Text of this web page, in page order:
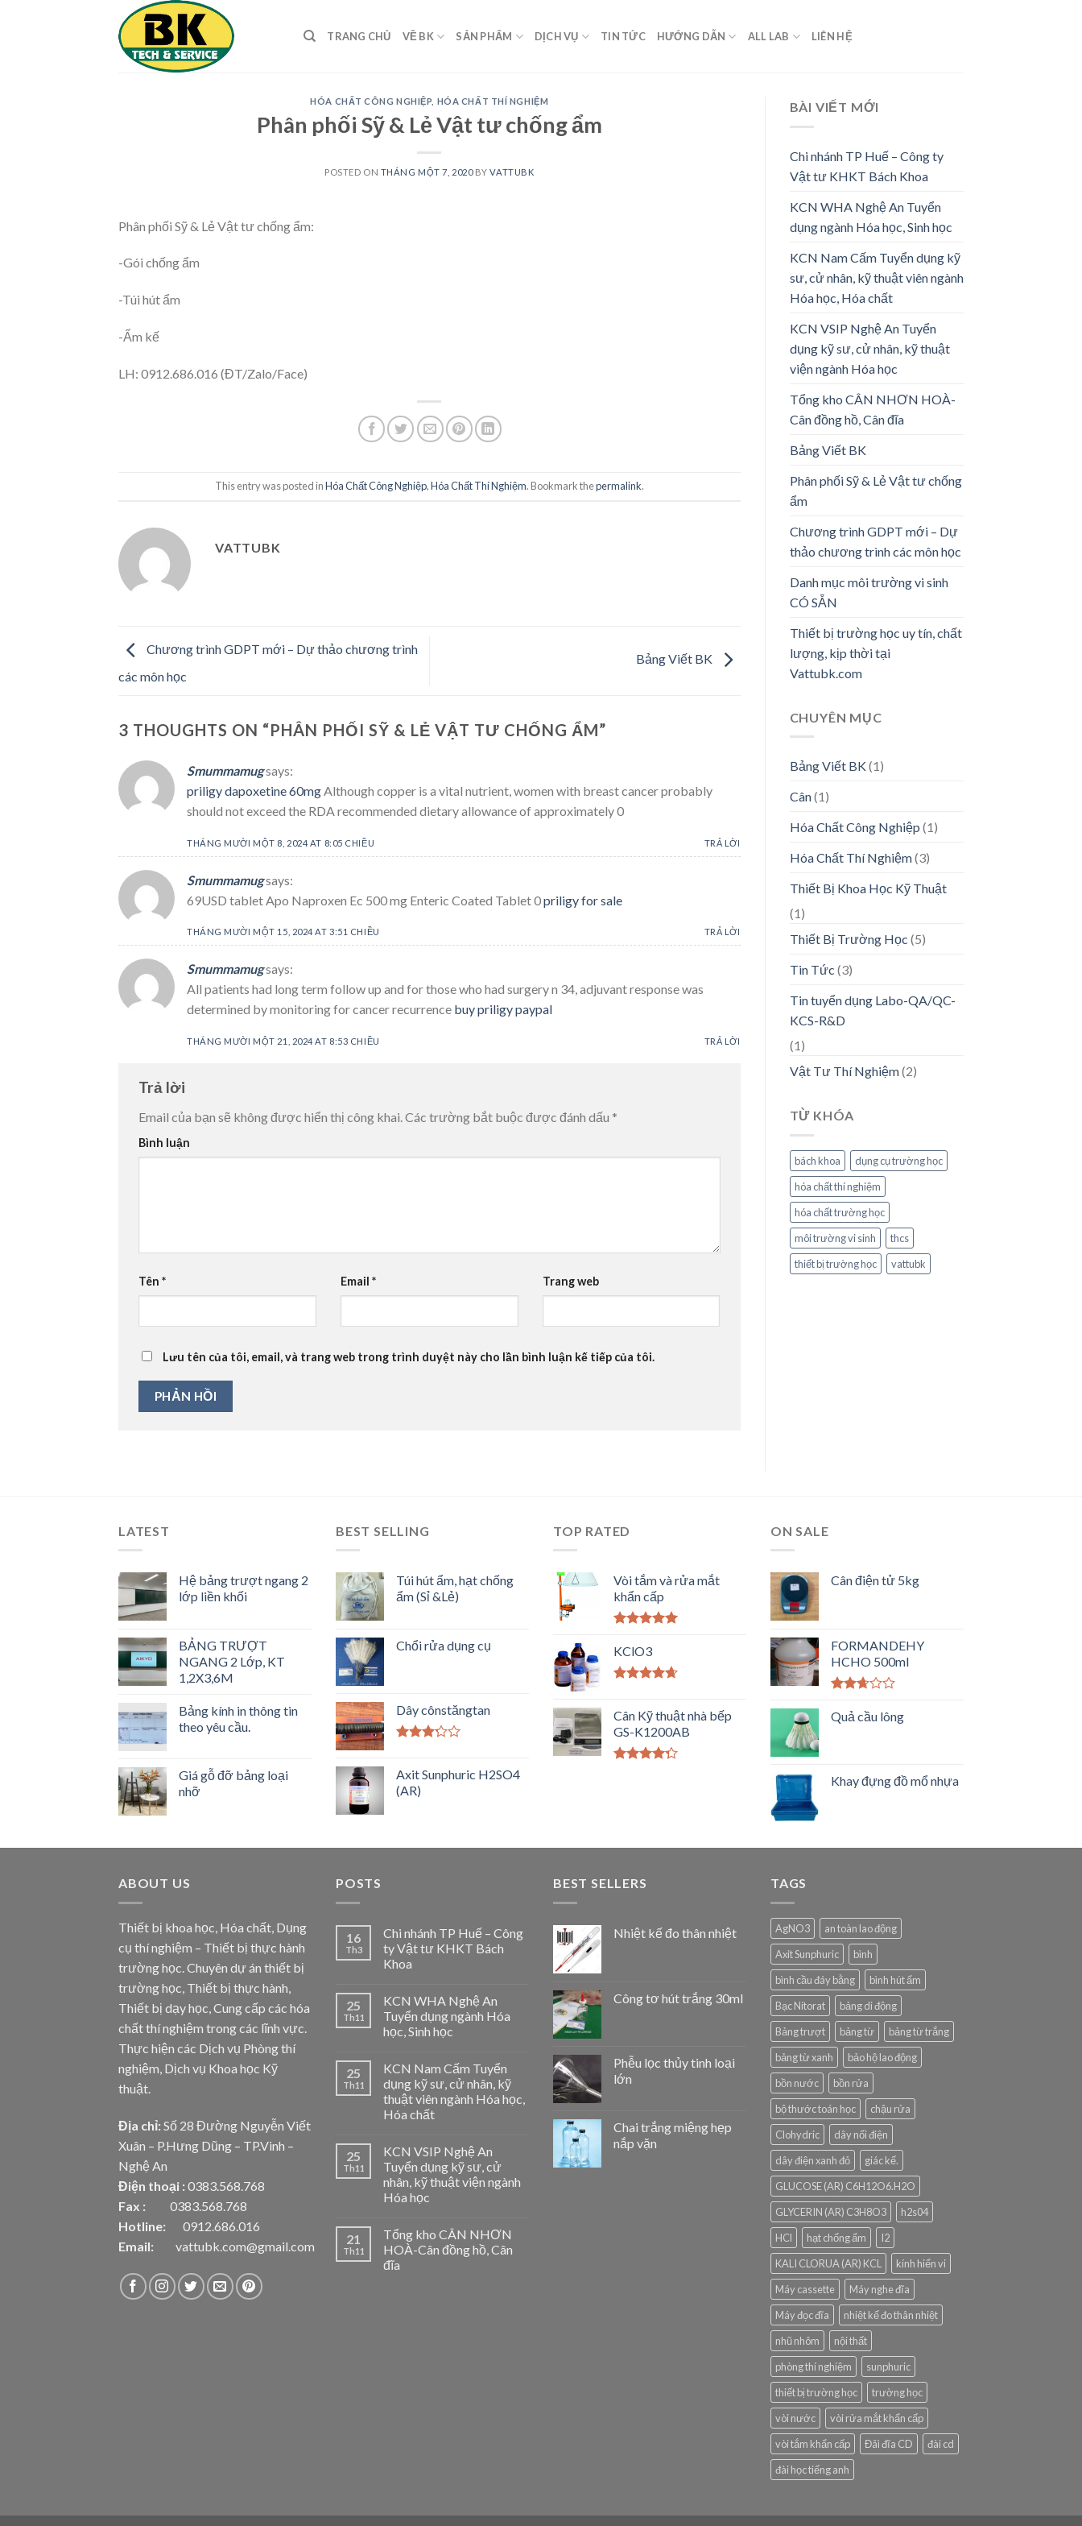
TRANG CHỦ VỀ BK SẢN PHẨM DỊCH VỤ TIN TỨC HƯỚNG DẪN ALL LAB LIÊN HỆ
HÓA CHẤT CÔNG NGHIỆP HÓA CHẤT THÍ NGHIỆM
Phân phối Sỹ & Lẻ Vật tư chống ẩm
POSTED ON THÁNG MỘT 7, 2020BYVATTUBK
Phân phối Sỹ & Lẻ Vật tư chống ẩm:
-Gói chống ẩm
-Túi hút ẩm
-Ẩm kế
LH: 0912.686.016 (ĐT/Zalo/Face)
This entry was posted inHóa Chất Công Nghiệp,Hóa Chất Thí Nghiệm. Bookmark thepermalink.
VATTUBK
Chương trình GDPT mới – Dự thảo chương trình
các môn học
Bảng Viết BK
3 THOUGHTS ON “PHÂN PHỐI SỸ & LẺ VẬT TƯ CHỐNG ẨM”
Smummamugsays:
priligy dapoxetine 60mgAlthough copper is a vital nutrient, women with breast cancer probably
should not exceed the RDA recommended dietary allowance of approximately 0
THÁNG MƯỜI MỘT 8, 2024 AT 8:05 CHIỀU TRẢ LỜI
Smummamugsays:
69USD tablet Apo Naproxen Ec 500 mg Enteric Coated Tablet 0priligy for sale
THÁNG MƯỜI MỘT 15, 2024 AT 3:51 CHIỀU TRẢ LỜI
Smummamugsays:
All patients had long term follow up and for those who had surgery n 34, adjuvant response was
determined by monitoring for cancer recurrence buy priligy paypal
THÁNG MƯỜI MỘT 21, 2024 AT 8:53 CHIỀU TRẢ LỜI
Trả lời
Email của bạn sẽ không được hiển thị công khai.Các trường bắt buộc được đánh dấu *
Bình luận
Tên * Email * Trang web
Lưu tên của tôi, email, và trang web trong trình duyệt này cho lần bình luận kế tiếp của tôi.
BÀI VIẾT MỚI
Chi nhánh TP Huế – Công ty
Vật tư KHKT Bách Khoa
KCN WHA Nghệ An Tuyển
dụng ngành Hóa học, Sinh học
KCN Nam Cấm Tuyển dụng kỹ
sư, cử nhân, kỹ thuật viên ngành
Hóa học, Hóa chất
KCN VSIP Nghệ An Tuyển
dụng kỹ sư, cử nhân, kỹ thuật
viện ngành Hóa học
Tổng kho CÂN NHƠN HOÀ-
Cân đồng hồ, Cân đĩa
Bảng Viết BK
Phân phối Sỹ & Lẻ Vật tư chống
ẩm
Chương trình GDPT mới – Dự
thảo chương trình các môn học
Danh mục môi trường vi sinh
CÓ SẴN
Thiết bị trường học uy tín, chất
lượng, kịp thời tại
Vattubk.com
CHUYÊN MỤC
Bảng Viết BK(1)
Cân(1)
Hóa Chất Công Nghiệp (1)
Hóa Chất Thí Nghiệm(3)
Thiết Bị Khoa Học Kỹ Thuật
(1)
Thiết Bị Trường Học (5)
Tin Tức (3)
Tin tuyển dụng Labo-QA/QC-
KCS-R&D
(1)
Vật Tư Thí Nghiệm(2)
TỪ KHÓA
bách khoa
dụng cụ trường học
hóa chất thí nghiệm
hóa chất trường học
môi trường vi sinh
thcs
thiết bị trường học
vattubk
LATEST
Hệ bảng trượt ngang 2
lớp liền khối
BẢNG TRƯỢT
NGANG 2 Lớp, KT
1,2X3,6M
Bảng kính in thông tin
theo yêu cầu.
Giá gỗ đỡ bảng loại
nhỡ
BEST SELLING
Túi hút ẩm, hạt chống
ẩm (Sỉ &Lẻ)
Chổi rửa dụng cụ
Dây cônstăngtan
hạng
3.005
Axit Sunphuric H2SO4
(AR)
TOP RATED
Vòi tắm và rửa mắt
khẩn cấp
hạng5.00
sao
KClO3
5 sao
Cân Kỹ thuật nhà bếp
GS-K1200AB
ON SALE
Cân điện tử 5kg
FORMANDEHY
HCHO 500ml
xếp
hạng
Quả cầu lông
Khay đựng đồ mổ nhựa
ABOUT US
Thiết bị khoa học, Hóa chất, Dụng
cụ thí nghiệm – Thiết bị thực hành
trường học. Chuyên dự án thiết bị
trường học, Thiết bị thực hành,
Thiết bị dạy học, Cung cấp các hóa
chất thí nghiệm trong các lĩnh vực.
Thực hiện các Dịch vụ Phòng thí
nghiệm, Dịch vụ Khoa học Kỹ
thuật.
Địa chỉ: Số 28 Đường Nguyễn Viết
Xuân – P.Hưng Dũng – TP.Vinh –
Nghệ An
Điện thoại : 0383.568.768
Fax : 0383.568.768
Hotline: 0912.686.016
Email:
vattubk.com@gmail.com
POSTS
16
Th3
Chi nhánh TP Huế – Công
ty Vật tư KHKT Bách
Khoa
25
Th11
KCN WHA Nghệ An
Tuyển dụng ngành Hóa
học, Sinh học
25
Th11
KCN Nam Cấm Tuyển
dụng kỹ sư, cử nhân, kỹ
thuật viên ngành Hóa học,
Hóa chất
25
Th11
KCN VSIP Nghệ An
Tuyển dụng kỹ sư, cử
nhân, kỹ thuật viện ngành
Hóa học
21
Th11
Tổng kho CÂN NHƠN
HOÀ-Cân đồng hồ, Cân
đĩa
BEST SELLERS
Nhiệt kế đo thân nhiệt
Công tơ hút trắng 30ml
Phễu lọc thủy tinh loại
lớn
Chai trắng miệng hẹp
nắp vặn
TAGS
AgNO3
an toàn lao động
Axit Sunphuric
bình
bình cầu đáy bằng
bình hút ẩm
Bạc Nitorat
bảng di động
Bảng trượt
bảng từ
bảng từ trắng
bảng từ xanh
bảo hộ lao động
bồn nước
bồn rửa
bộ thước toán học
chậu rửa
Clohydric
dây nối điện
dây điện xanh đỏ
giác kế.
GLUCOSE (AR) C6H12O6.H2O
GLYCERIN (AR) C3H8O3
h2s04
HCl
hạt chống ẩm
I2
KALI CLORUA (AR) KCL
kính hiển vi
Máy cassette
Máy nghe đĩa
Máy đọc đĩa
nhiệt kế đo thân nhiệt
nhũ nhôm
nội thất
phòng thí nghiệm
sunphuric
thiết bị trường học
trường học
vòi nước
vòi rửa mắt khẩn cấp
vòi tắm khẩn cấp
Đâì đĩa CD
đài cd
đài học tiếng anh